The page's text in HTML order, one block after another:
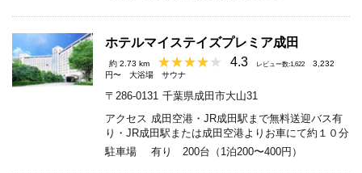
ホテルマイステイズプレミア成田
約 2.73 km 4.3 レビュー数:1,622
3,232
円〜
大浴場 サウナ
〒286-0131 千葉県成田市大山31
アクセス 成田空港・JR成田駅まで無料送迎バス有
り・JR成田駅または成田空港よりお車にて約１０分
駐車場
有り 200台（1泊200〜400円）